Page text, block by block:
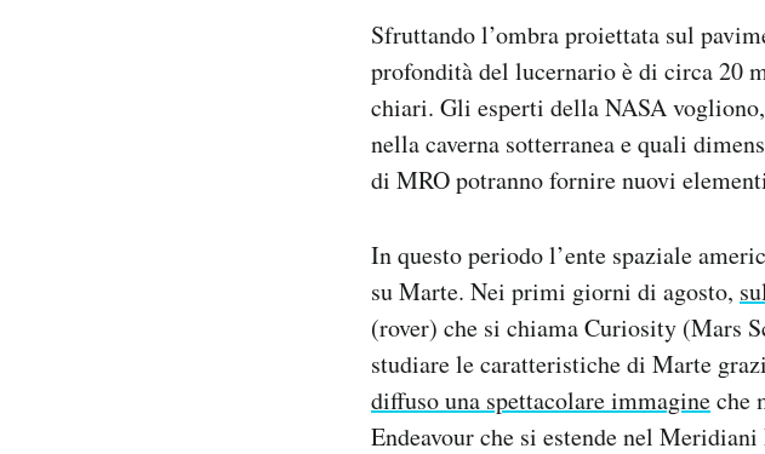
Sfruttando l’ombra proiettata sul
profondità del lucernario è di circa 20
chiari. Gli esperti della NASA
nella caverna sotterranea e quali
di MRO potranno fornire nuovi
In questo periodo l’ente spaziale
su Marte. Nei primi giorni di agosto,
(rover) che si chiama Curiosity (Mars
studiare le caratteristiche di Marte
diffuso una spettacolare immagineche
Endeavour che si estende nel